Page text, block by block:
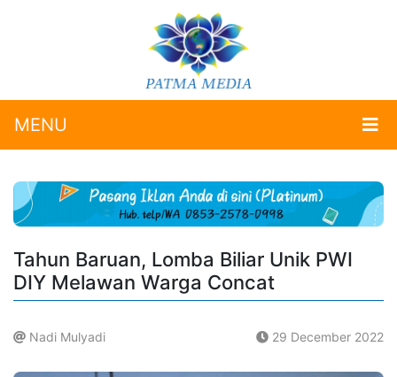
MENU
Tahun Baruan, Lomba Biliar Unik PWI
DIY Melawan Warga Concat
Nadi Mulyadi 29 December 2022